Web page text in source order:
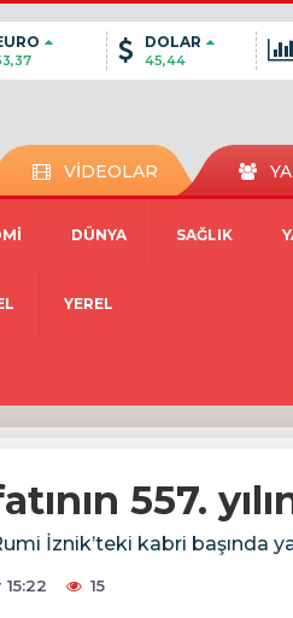
DOLAR
45,44
VİDEOLAR
DÜNYA SAĞLIK
YEREL
557.
İznik’teki kabri başında
15